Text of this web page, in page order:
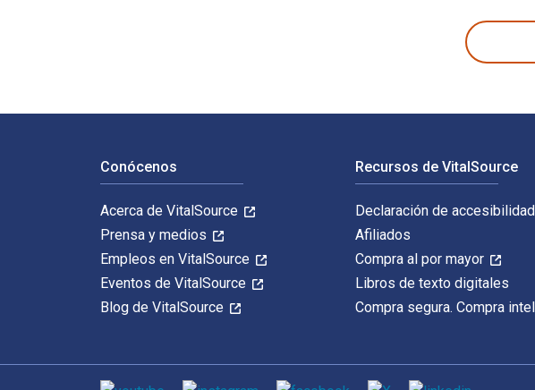
Conócenos
Acerca de VitalSource
Prensa y medios
Empleos en VitalSource
Eventos de VitalSource
Blog de VitalSource
Recursos de VitalSource
Declaración de accesibilidad
Afiliados
Compra al por mayor
Libros de texto digitales
Compra segura. Compra